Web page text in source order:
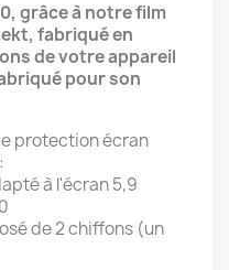
grâce à notre film
fabriqué en
de votre appareil
pour son
protection écran
à l'écran 5,9
de 2 chiffons (un